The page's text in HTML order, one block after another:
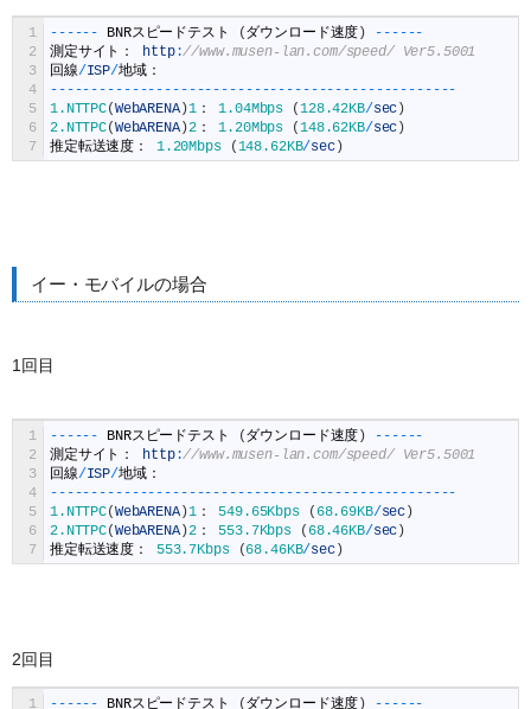
1
2
3
4
5
6
7
-- ---- BNRスピードテスト (ダウンロード速度 ) -- -- --
測定サイト：
http://www.musen-lan.com/speed/ Ver5.5001
回線/ISP/地域：
-- ---- -- -- ---- -- -- -- -- -- -- -- -- -- ---- -- -- ---- -- -- --
1.NTTPC(WebARENA)1： 1.04Mbps (128.42KB/sec )
2.NTTPC(WebARENA)2： 1.20Mbps (148.62KB/sec )
推定転送速度：
1.20Mbps (148.62KB/sec)
イー・モバイルの場合
1回目
1
2
3
4
5
6
7
-- ---- BNRスピードテスト (ダウンロード速度 ) -- -- --
測定サイト：
http://www.musen-lan.com/speed/ Ver5.5001
回線/ISP/地域：
-- ---- -- -- ---- -- -- -- -- -- -- -- -- -- ---- -- -- ---- -- -- --
1.NTTPC(WebARENA)1： 549.65Kbps ( 68.69KB/sec )
2.NTTPC(WebARENA)2： 553.7Kbps ( 68.46KB/sec )
推定転送速度：
553.7Kbps (68.46KB/sec)
2回目
1 -- ---- BNRスピードテスト (ダウンロード速度 ) -- -- --